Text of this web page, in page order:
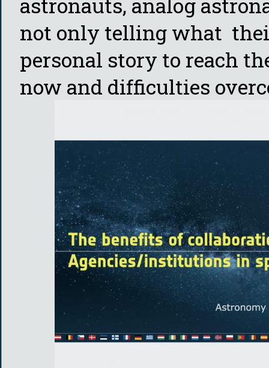
not only telling what
personal story to reach
now and difficulties